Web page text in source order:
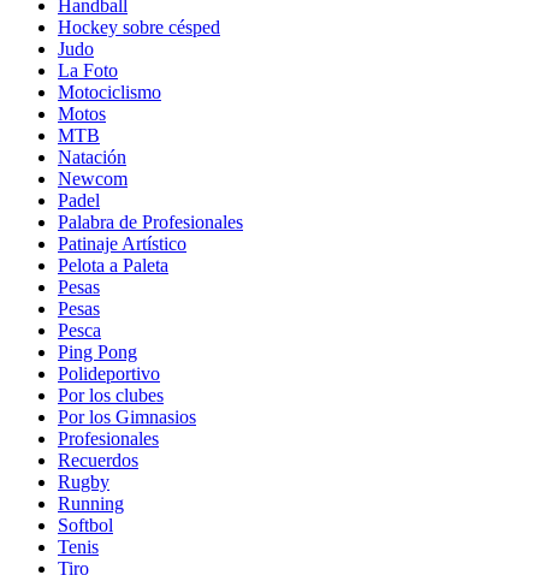
Handball
Hockey sobre césped
Judo
La Foto
Motociclismo
Motos
MTB
Natación
Newcom
Padel
Palabra de Profesionales
Patinaje Artístico
Pelota a Paleta
Pesas
Pesas
Pesca
Ping Pong
Polideportivo
Por los clubes
Por los Gimnasios
Profesionales
Recuerdos
Rugby
Running
Softbol
Tenis
Tiro